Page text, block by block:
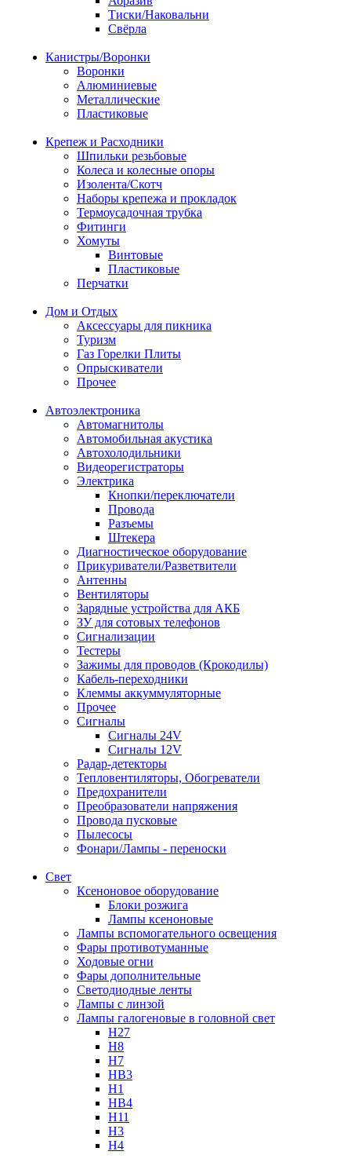
Тиски/Наковальни
Свёрла
Канистры/Воронки
Воронки
Алюминиевые
Металлические
Пластиковые
Крепеж и Расходники
Шпильки резьбовые
Колеса и колесные опоры
Изолента/Скотч
Наборы крепежа и прокладок
Термоусадочная трубка
Фитинги
Хомуты
Винтовые
Пластиковые
Перчатки
Дом и Отдых
Аксессуары для пикника
Туризм
Газ Горелки Плиты
Опрыскиватели
Прочее
Автоэлектроника
Автомагнитолы
Автомобильная акустика
Автохолодильники
Видеорегистраторы
Электрика
Кнопки/переключатели
Провода
Разъемы
Штекера
Диагностическое оборудование
Прикуриватели/Разветвители
Антенны
Вентиляторы
Зарядные устройства для АКБ
ЗУ для сотовых телефонов
Сигнализации
Тестеры
Зажимы для проводов (Крокодилы)
Кабель-переходники
Клеммы аккуммуляторные
Прочее
Сигналы
Сигналы 24V
Сигналы 12V
Радар-детекторы
Тепловентиляторы, Обогреватели
Предохранители
Преобразователи напряжения
Провода пусковые
Пылесосы
Фонари/Лампы - переноски
Свет
Ксеноновое оборудование
Блоки розжига
Лампы ксеноновые
Лампы вспомогательного освещения
Фары противотуманные
Ходовые огни
Фары дополнительные
Светодиодные ленты
Лампы с линзой
Лампы галогеновые в головной свет
H27
H8
H7
HB3
H1
HB4
H11
H3
H4